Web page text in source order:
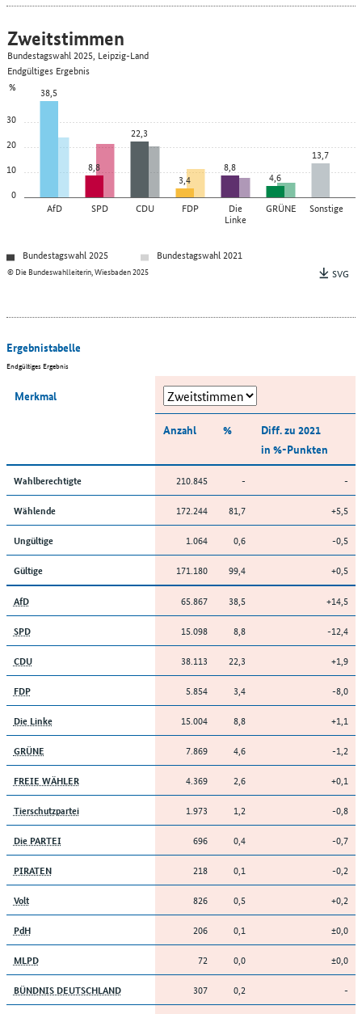
0
10
20
30
%
AfD SPD CDU FDP Die
Linke
GRÜNE Sonstige
38,5
8,8
22,3
3,4
8,8
4,6
13,7
© Die Bundeswahlleiterin, Wiesbaden 2025
Zweitstimmen
Bundestagswahl 2025, Leipzig-Land
Endgültiges Ergebnis
Bundestagswahl 2025
Bundestagswahl 2021
SVG
Ergebnistabelle
Endgültiges Ergebnis
Merkmal
Anzahl %
Diff. zu 2021
in %-Punkten
Wahlberechtigte 210.845 - -
Wählende 172.244 81,7 +5,5
Ungültige 1.064 0,6 -0,5
Gültige 171.180 99,4 +0,5
AfD 65.867 38,5 +14,5
SPD 15.098 8,8 -12,4
CDU 38.113 22,3 +1,9
FDP 5.854 3,4 -8,0
Die Linke 15.004 8,8 +1,1
GRÜNE 7.869 4,6 -1,2
FREIE WÄHLER 4.369 2,6 +0,1
Tierschutzpartei 1.973 1,2 -0,8
Die PARTEI 696 0,4 -0,7
PIRATEN 218 0,1 -0,2
Volt 826 0,5 +0,2
PdH 206 0,1 ±0,0
MLPD 72 0,0 ±0,0
BÜNDNIS DEUTSCHLAND 307 0,2 -